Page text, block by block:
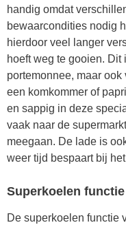
handig omdat
bewaarcondities nodig
hierdoor veel langer
hoeft weg te gooien.
portemonnee, maar
een komkommer of
en sappig in deze
vaak naar de
meegaan. De lade is
weer tijd bespaart bij
Superkoelen functie
De superkoelen functie